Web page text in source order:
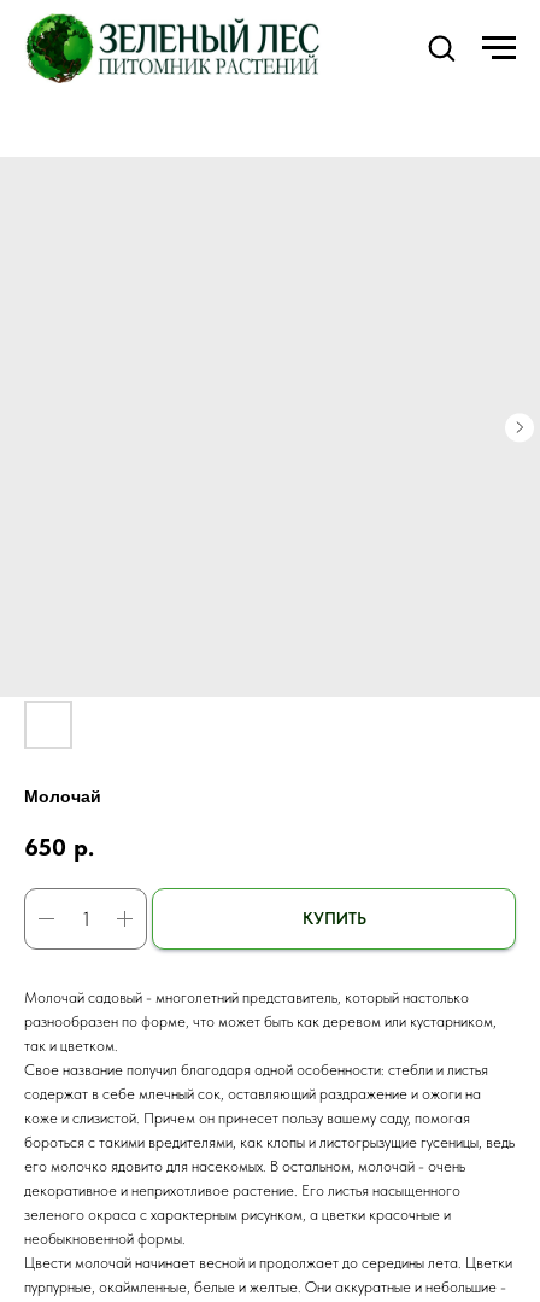
Молочай
650 р.
КУПИТЬ
Молочай садовый - многолетний представитель, который настолько
разнообразен по форме, что может быть как деревом или кустарником,
так и цветком.
Свое название получил благодаря одной особенности: стебли и листья
содержат в себе млечный сок, оставляющий раздражение и ожоги на
коже и слизистой. Причем он принесет пользу вашему саду, помогая
бороться с такими вредителями, как клопы и листогрызущие гусеницы, ведь
его молочко ядовито для насекомых. В остальном, молочай - очень
декоративное и неприхотливое растение. Его листья насыщенного
зеленого окраса с характерным рисунком, а цветки красочные и
необыкновенной формы.
Цвести молочай начинает весной и продолжает до середины лета. Цветки
пурпурные, окаймленные, белые и желтые. Они аккуратные и небольшие -